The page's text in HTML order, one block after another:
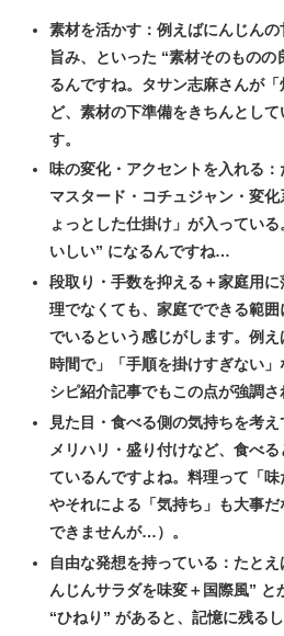
素材を活かす：例えばにんじん
旨み、といった “素材そのもの
るんですね。タサン志麻さんが
ど、素材の下準備をきちんとし
す。
味の変化・アクセントを入れる：
マスタード・コチュジャン・変
ょっとした仕掛け」が入ってい
いしい” になるんですね…
段取り・手数を抑える＋家庭用
理でなくても、家庭でできる範
でいるという感じがします。例
時間で」「手順を掛けすぎない
シピ紹介記事でもこの点が強調さ
見た目・食べる側の気持ちを考
メリハリ・盛り付けなど、食べ
ているんですよね。料理って「味
やそれによる「気持ち」も大事
できませんが…）。
自由な発想を持っている：たと
んじんサラダを味変＋国際風”
“ひねり” があると、記憶に残る